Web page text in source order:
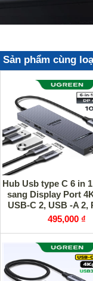
Sản phẩm cùng
Hub Usb type C 6 in
sang Display Port
USB-C 2, USB -A 2,
Ugreen 75244
495,000 ₫